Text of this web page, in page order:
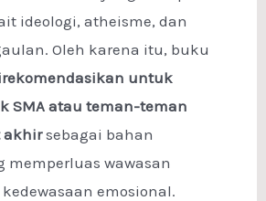
ideologi, atheisme, dan
Oleh karena itu, buku
untuk
SMA atau teman-teman
akhirsebagai bahan
memperluas wawasan
emosional.